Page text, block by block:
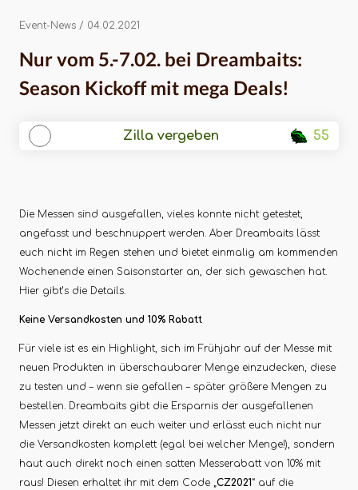
Event-News / 04.02.2021
Nur vom 5.-7.02. bei Dreambaits:
Season Kickoff mit mega Deals!
Zilla vergeben 55
Die Messen sind ausgefallen, vieles konnte nicht getestet,
angefasst und beschnuppert werden. Aber Dreambaits lässt
euch nicht im Regen stehen und bietet einmalig am kommenden
Wochenende einen Saisonstarter an, der sich gewaschen hat.
Hier gibt’s die Details.
Keine Versandkosten und 10% Rabatt
Für viele ist es ein Highlight, sich im Frühjahr auf der Messe mit
neuen Produkten in überschaubarer Menge einzudecken, diese
zu testen und – wenn sie gefallen – später größere Mengen zu
bestellen. Dreambaits gibt die Ersparnis der ausgefallenen
Messen jetzt direkt an euch weiter und erlässt euch nicht nur
die Versandkosten komplett (egal bei welcher Menge!), sondern
haut auch direkt noch einen satten Messerabatt von 10% mit
raus! Diesen erhaltet ihr mit dem Code „CZ2021“ auf die